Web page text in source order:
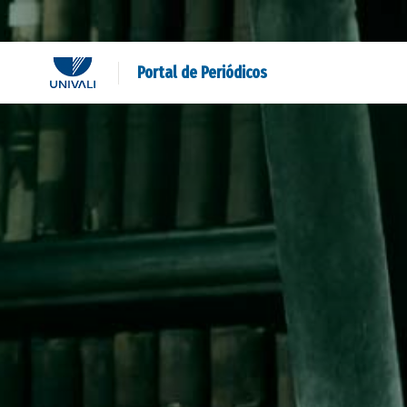
Portal de Periódicos